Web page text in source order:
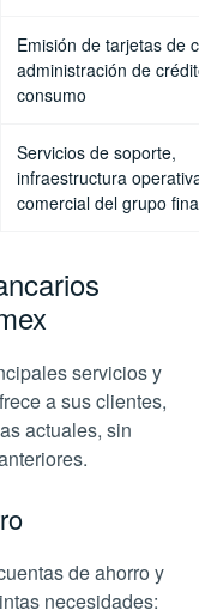
Emisión de tarjetas de
administración de crédito
consumo
Servicios de soporte,
infraestructura operativa y
comercial del grupo
servicios y
a sus clientes,
actuales, sin
de ahorro y
necesidades: